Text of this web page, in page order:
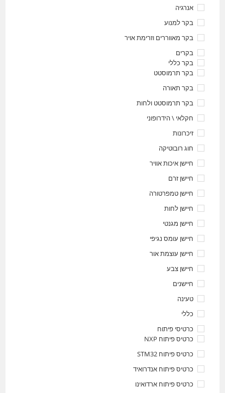
אנרגיה
בקר למנוע
בקר מאווררים וזרימת אויר
בקרים
בקר כללי
בקר תרמוסטט
בקר תאורה
בקר תרמוסטט ולחות
חקלאי \ הידרופוני
זיכרונות
חוג רובוטיקה
חיישן איכות אוויר
חיישן זרם
חיישן טמפרטורה
חיישן לחות
חיישן מגנטי
חיישן עומס נגיפי
חיישן עוצמת אור
חיישן צבע
חיישנים
טעינה
כללי
כרטיסי פיתוח
כרטיס פיתוח NXP
כרטיס פיתוח STM32
כרטיס פיתוח אנדרואיד
כרטיס פיתוח ארדואינו